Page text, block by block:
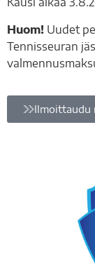
Huom! Uudet
Tennisseuran
Ilmoittaudu